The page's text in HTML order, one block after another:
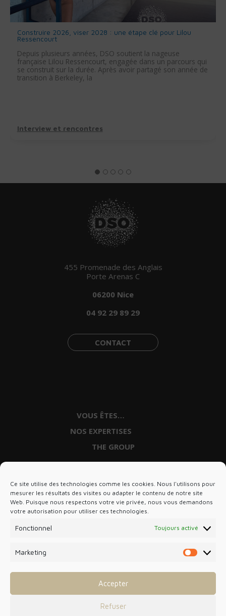
Ce site utilise des technologies comme les cookies. Nous l'utilisons pour
mesurer les résultats des visites ou adapter le contenu de notre site
Web. Puisque nous respectons votre vie privée, nous vous demandons
votre autorisation pour utiliser ces technologies.
Fonctionnel Toujours activé
Marketing
Accepter
Refuser
Construire 2026, viser 2028 : une étape clé pour Lilou
Ressencourt
Depuis plusieurs années, DSO soutient la nageuse
française Lilou Ressencourt, engagée dans un parcours qui
se construit sur la durée. Après avoir partagé son année de
transition à Berkeley, la
Interview et rencontres
455 Promenade des Anglais
Porte Arenas C
06200 Nice
04 92 29 89 29
CONTACT
VOUS ÊTES…
Artisans, Commerçants, TPE
Professionnels du BTP
StartUp et créateurs
NOS EXPERTISES
Expertise comptable
Fusion, Cession et Acquisition
Paie
Gestion de patrimoine
Entreprises en difficulté
THE GROUP
Panacée Expertise
English